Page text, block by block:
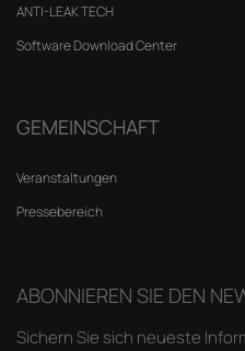
ANTI-LEAK TECH
Software Download Center
GEMEINSCHAFT
Veranstaltungen
Pressebereich
ABONNIEREN SIE DEN
Sichern Sie sich neueste